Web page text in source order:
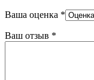
Ваша оценка *
Ваш отзыв *